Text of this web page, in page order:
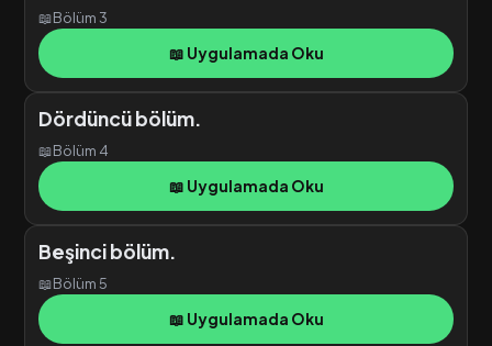
📖Bölüm 3
📖 Uygulamada Oku
Dördüncü bölüm.
📖Bölüm 4
📖 Uygulamada Oku
Beşinci bölüm.
📖Bölüm 5
📖 Uygulamada Oku